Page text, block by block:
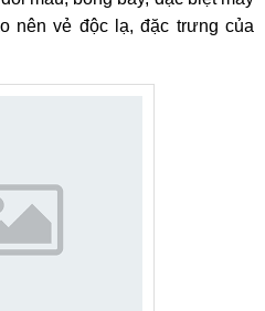
nên vẻ độc lạ, đặc trưng của